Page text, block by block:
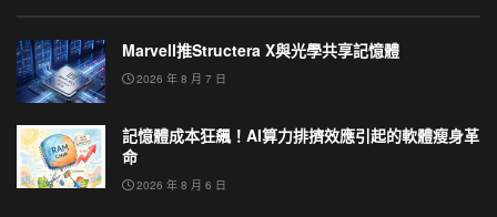
Marvell推Structera X與光學共享記憶體
2026 年 8 月 7 日
記憶體成本狂飆！AI算力排擠效應引起的軟體瘦身革
命
2026 年 8 月 6 日